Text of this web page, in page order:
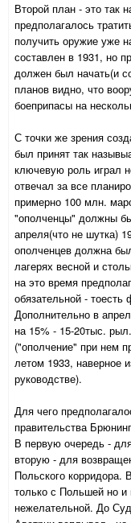
Второй план - это так
предполагалось
получить оружие уже
составлен в 1931, но
должен был начать(и
планов видно, что
боеприпасы на
С точки же зрения
был принят так
ключевую роль играл
отвечал за все
примерно 100 млн.
"ополченцы" должны
апреля(что не шутка)
ополченцев должна
лагерях весной и
на это время
обязательной - тоесть
Дополнительно в
на 15% - 15-20тыс.
("ополчение" при нем
летом 1933, наверное
руководстве).
Для чего
правительства
В первую очередь -
вторую - для
Польского корридора.
только с Польшей но и
нежелательной. До